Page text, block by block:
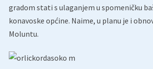
gradom stati s ulaganjem u spomeničku
konavoske općine. Naime, u planu je i
Moluntu.